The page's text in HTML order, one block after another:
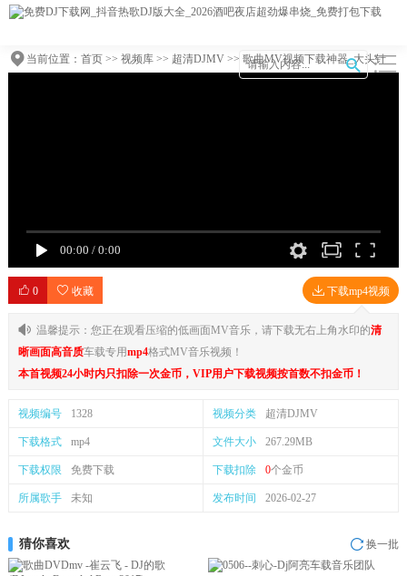
当前位置： 首页>> 视频库>> 超清DJMV>> 歌曲MV视频下载神器_大头针
00:00 / 0:00
0 收藏 下载mp4视频
温馨提示：您正在观看压缩的低画面MV音乐，请下载无右上角水印的清
晰画面高音质车载专用mp4格式MV音乐视频！
本首视频24小时内只扣除一次金币，VIP用户下载视频按首数不扣金币！
视频编号 1328 视频分类 超清DJMV
下载格式 mp4 文件大小 267.29MB
下载权限 免费下载 下载扣除 0个金币
所属歌手 未知 发布时间 2026-02-27
猜你喜欢 换一批